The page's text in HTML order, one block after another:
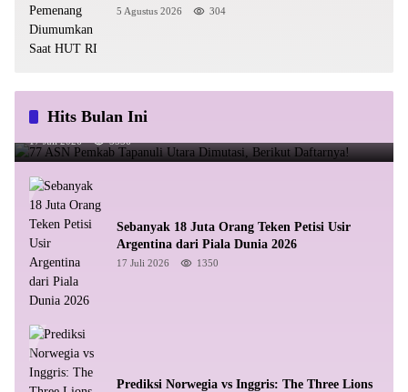
5 Agustus 2026 304
Hits Bulan Ini
77 ASN Pemkab Tapanuli Utara Dimutasi, Berikut Daftarnya!
17 Juli 2026 5556
Sebanyak 18 Juta Orang Teken Petisi Usir
Argentina dari Piala Dunia 2026
17 Juli 2026 1350
Prediksi Norwegia vs Inggris: The Three Lions